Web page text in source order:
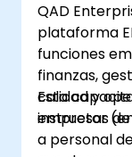
QAD
plataforma
funciones
finanzas,
calidad y
empresas
Esta
instructor
a personal